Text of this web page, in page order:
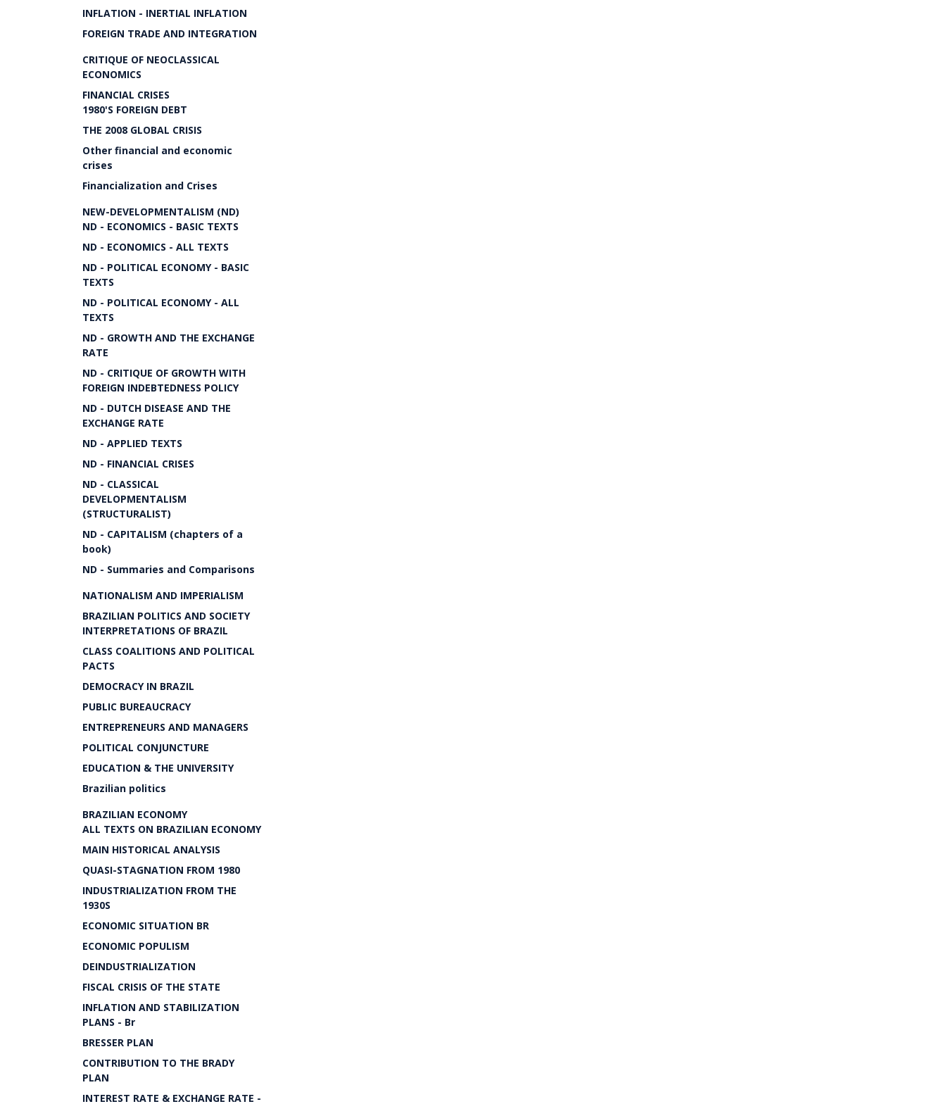
INFLATION - INERTIAL INFLATION
FOREIGN TRADE AND INTEGRATION
CRITIQUE OF NEOCLASSICAL
ECONOMICS
FINANCIAL CRISES
1980'S FOREIGN DEBT
THE 2008 GLOBAL CRISIS
Other financial and economic
crises
Financialization and Crises
NEW-DEVELOPMENTALISM (ND)
ND - ECONOMICS - BASIC TEXTS
ND - ECONOMICS - ALL TEXTS
ND - POLITICAL ECONOMY - BASIC
TEXTS
ND - POLITICAL ECONOMY - ALL
TEXTS
ND - GROWTH AND THE EXCHANGE
RATE
ND - CRITIQUE OF GROWTH WITH
FOREIGN INDEBTEDNESS POLICY
ND - DUTCH DISEASE AND THE
EXCHANGE RATE
ND - APPLIED TEXTS
ND - FINANCIAL CRISES
ND - CLASSICAL
DEVELOPMENTALISM
(STRUCTURALIST)
ND - CAPITALISM (chapters of a
book)
ND - Summaries and Comparisons
NATIONALISM AND IMPERIALISM
BRAZILIAN POLITICS AND SOCIETY
INTERPRETATIONS OF BRAZIL
CLASS COALITIONS AND POLITICAL
PACTS
DEMOCRACY IN BRAZIL
PUBLIC BUREAUCRACY
ENTREPRENEURS AND MANAGERS
POLITICAL CONJUNCTURE
EDUCATION & THE UNIVERSITY
Brazilian politics
BRAZILIAN ECONOMY
ALL TEXTS ON BRAZILIAN ECONOMY
MAIN HISTORICAL ANALYSIS
QUASI-STAGNATION FROM 1980
INDUSTRIALIZATION FROM THE
1930S
ECONOMIC SITUATION BR
ECONOMIC POPULISM
DEINDUSTRIALIZATION
FISCAL CRISIS OF THE STATE
INFLATION AND STABILIZATION
PLANS - Br
BRESSER PLAN
CONTRIBUTION TO THE BRADY
PLAN
INTEREST RATE & EXCHANGE RATE -